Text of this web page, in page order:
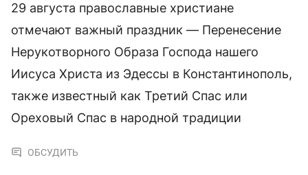
29 августа православные христиане
отмечают важный праздник — Перенесение
Нерукотворного Образа Господа нашего
Иисуса Христа из Эдессы в Константинополь,
также известный как Третий Спас или
Ореховый Спас в народной традиции
ОБСУДИТЬ